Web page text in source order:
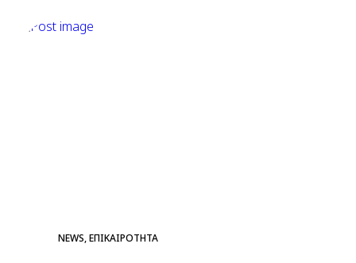
NEWS,ΕΠΙΚΑΙΡΟΤΗΤΑ